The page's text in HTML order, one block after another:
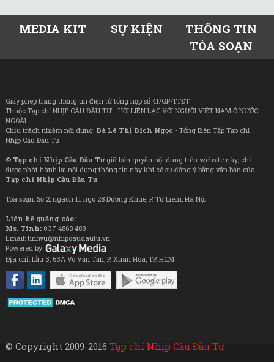
MEDIA KIT SỰ KIỆN
THÔNG TIN
TÒA SOẠN
Giấy phép trang thông tin điện tử tổng hợp số 41/GP-TTĐT
Thuộc Tạp chí NHỊP CẦU ĐẦU TƯ - HỘI LIÊN LẠC VỚI NGƯỜI VIỆT NAM Ở NƯỚC
NGOÀI
Chịu trách nhiệm nội dung: Bà Lê Thị Bích Ngọc - Tổng Biên Tập Tạp chí
Nhịp Cầu Đầu Tư
© Tạp chí Nhịp Cầu Đầu Tưgiữ bản quyền nội dung trên website này; chỉ
được phát hành lại nội dung thông tin này khi có sự đồng ý bằng văn bản của
Tạp chí Nhịp Cầu Đầu Tư
Tòa soạn: Số 2, ngách 11 ngõ 28 Dương Khuê, P. Từ Liêm, Hà Nội
Liên hệ quảng cáo:
Ms. Tình: 037 4868 488
Email: tinhvu@nhipcaudautu.vn
Powered by:
Địa chỉ: Lầu 3, 63A Võ Văn Tần, P. Xuân Hòa, TP. HCM
© Copyright 2009-2016 Tạp chí Nhịp Cầu Đầu Tư